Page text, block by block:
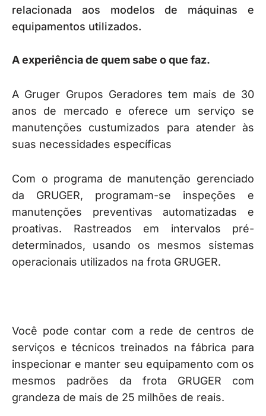
relacionada aos modelos de máquinas e
equipamentos utilizados.
A experiência de quem sabe o que faz.
A Gruger Grupos Geradores tem mais de 30
anos de mercado e oferece um serviço se
manutenções custumizados para atender às
suas necessidades específicas
Com o programa de manutenção gerenciado
da GRUGER, programam-se inspeções e
manutenções preventivas automatizadas e
proativas. Rastreados em intervalos pré-
determinados, usando os mesmos sistemas
operacionais utilizados na frota GRUGER.
Você pode contar com a rede de centros de
serviços e técnicos treinados na fábrica para
inspecionar e manter seu equipamento com os
mesmos padrões da frota GRUGER com
grandeza de mais de 25 milhões de reais.